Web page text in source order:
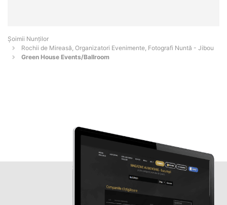
Șoimii Nunților
Rochii de Mireasă, Organizatori Evenimente, Fotografi Nuntă - Jibou
Green House Events/Ballroom